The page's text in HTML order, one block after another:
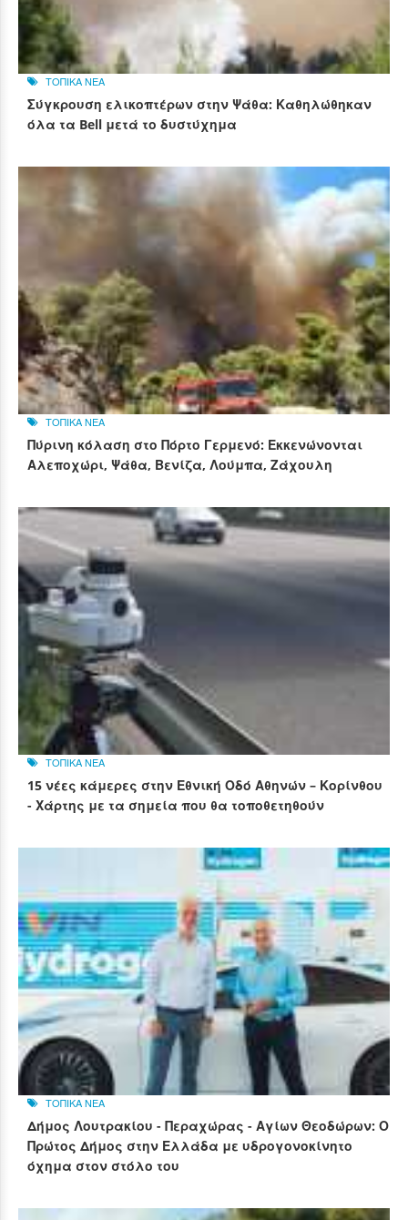
ΤΟΠΙΚΑ ΝΕΑ
Σύγκρουση ελικοπτέρων στην Ψάθα: Καθηλώθηκαν
όλα τα Bell μετά το δυστύχημα
ΤΟΠΙΚΑ ΝΕΑ
Πύρινη κόλαση στο Πόρτο Γερμενό: Εκκενώνονται
Αλεποχώρι, Ψάθα, Βενίζα, Λούμπα, Ζάχουλη
ΤΟΠΙΚΑ ΝΕΑ
15 νέες κάμερες στην Εθνική Οδό Αθηνών – Κορίνθου
- Χάρτης με τα σημεία που θα τοποθετηθούν
ΤΟΠΙΚΑ ΝΕΑ
Δήμος Λουτρακίου - Περαχώρας - Αγίων Θεοδώρων: Ο
Πρώτος Δήμος στην Ελλάδα με υδρογονοκίνητο
όχημα στον στόλο του